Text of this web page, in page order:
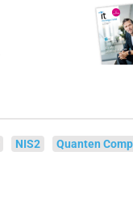
NIS2 Quanten